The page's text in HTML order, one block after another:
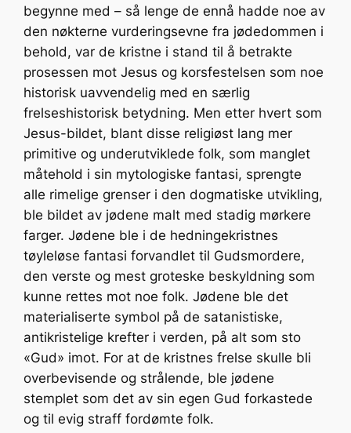
begynne med – så lenge de ennå hadde noe av
den nøkterne vurderingsevne fra jødedommen i
behold, var de kristne i stand til å betrakte
prosessen mot Jesus og korsfestelsen som noe
historisk uavvendelig med en særlig
frelseshistorisk betydning. Men etter hvert som
Jesus-bildet, blant disse religiøst lang mer
primitive og underutviklede folk, som manglet
måtehold i sin mytologiske fantasi, sprengte
alle rimelige grenser i den dogmatiske utvikling,
ble bildet av jødene malt med stadig mørkere
farger. Jødene ble i de hedningekristnes
tøyleløse fantasi forvandlet til Gudsmordere,
den verste og mest groteske beskyldning som
kunne rettes mot noe folk. Jødene ble det
materialiserte symbol på de satanistiske,
antikristelige krefter i verden, på alt som sto
«Gud» imot. For at de kristnes frelse skulle bli
overbevisende og strålende, ble jødene
stemplet som det av sin egen Gud forkastede
og til evig straff fordømte folk.